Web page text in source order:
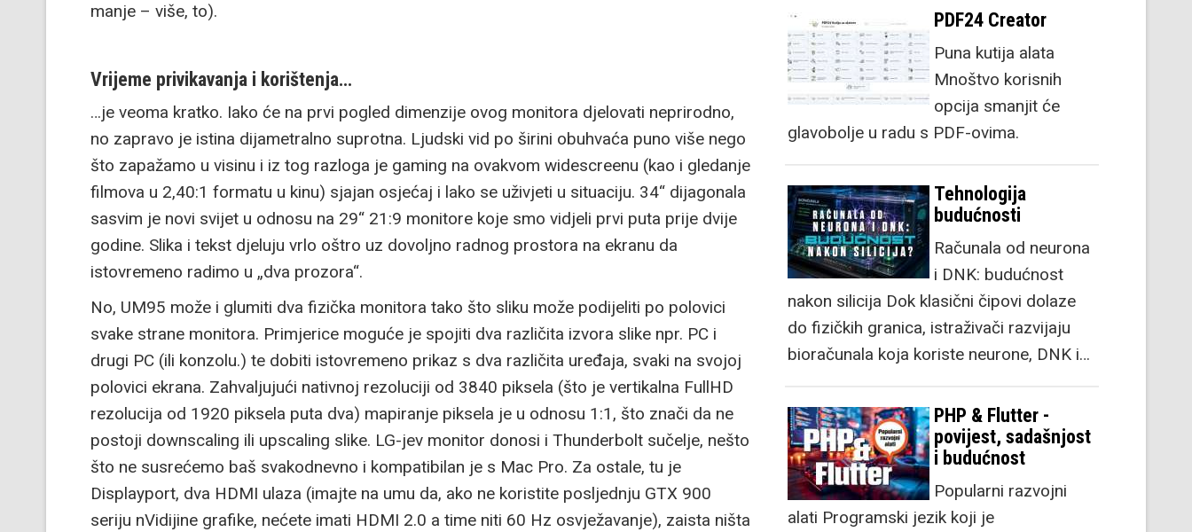
manje – više, to).
Vrijeme privikavanja i korištenja…
…je veoma kratko. Iako će na prvi pogled dimenzije ovog monitora djelovati neprirodno,
no zapravo je istina dijametralno suprotna. Ljudski vid po širini obuhvaća puno više nego
što zapažamo u visinu i iz tog razloga je gaming na ovakvom widescreenu (kao i gledanje
filmova u 2,40:1 formatu u kinu) sjajan osjećaj i lako se uživjeti u situaciju. 34“ dijagonala
sasvim je novi svijet u odnosu na 29“ 21:9 monitore koje smo vidjeli prvi puta prije dvije
godine. Slika i tekst djeluju vrlo oštro uz dovoljno radnog prostora na ekranu da
istovremeno radimo u „dva prozora“.
No, UM95 može i glumiti dva fizička monitora tako što sliku može podijeliti po polovici
svake strane monitora. Primjerice moguće je spojiti dva različita izvora slike npr. PC i
drugi PC (ili konzolu.) te dobiti istovremeno prikaz s dva različita uređaja, svaki na svojoj
polovici ekrana. Zahvaljujući nativnoj rezoluciji od 3840 piksela (što je vertikalna FullHD
rezolucija od 1920 piksela puta dva) mapiranje piksela je u odnosu 1:1, što znači da ne
postoji downscaling ili upscaling slike. LG-jev monitor donosi i Thunderbolt sučelje, nešto
što ne susrećemo baš svakodnevno i kompatibilan je s Mac Pro. Za ostale, tu je
Displayport, dva HDMI ulaza (imajte na umu da, ako ne koristite posljednju GTX 900
seriju nVidijine grafike, nećete imati HDMI 2.0 a time niti 60 Hz osvježavanje), zaista ništa
PDF24 Creator
Puna kutija alata
Mnoštvo korisnih
opcija smanjit će
glavobolje u radu s PDF-ovima.
Tehnologija
budućnosti
Računala od neurona
i DNK: budućnost
nakon silicija Dok klasični čipovi dolaze
do fizičkih granica, istraživači razvijaju
bioračunala koja koriste neurone, DNK i…
PHP & Flutter -
povijest, sadašnjost
i budućnost
Popularni razvojni
alati Programski jezik koji je